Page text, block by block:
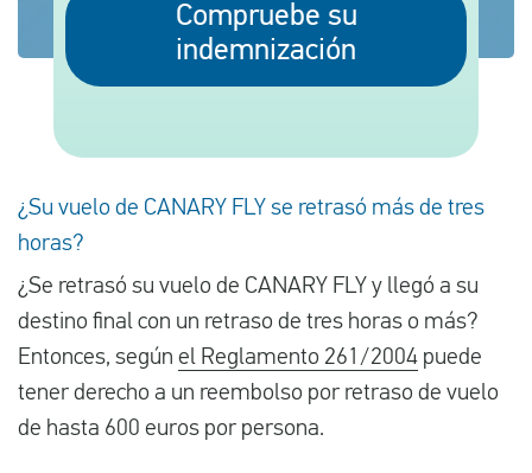
Comprobar la compensación
Sobre nosotros
Póngase en contacto con
Conectarse
Compruebe su
indemnización
¿Su vuelo de CANARY FLY se retrasó más de tres
horas?
¿Se retrasó su vuelo de CANARY FLY y llegó a su
destino final con un retraso de tres horas o más?
Entonces, según el Reglamento 261/2004 puede
tener derecho a un reembolso por retraso de vuelo
de hasta 600 euros por persona.